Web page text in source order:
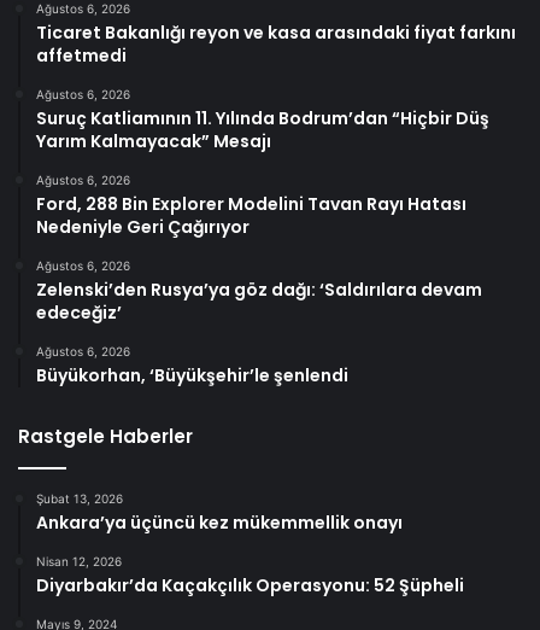
Ağustos 6, 2026
Ticaret Bakanlığı reyon ve kasa arasındaki fiyat farkını
affetmedi
Ağustos 6, 2026
Suruç Katliamının 11. Yılında Bodrum’dan “Hiçbir Düş
Yarım Kalmayacak” Mesajı
Ağustos 6, 2026
Ford, 288 Bin Explorer Modelini Tavan Rayı Hatası
Nedeniyle Geri Çağırıyor
Ağustos 6, 2026
Zelenski’den Rusya’ya göz dağı: ‘Saldırılara devam
edeceğiz’
Ağustos 6, 2026
Büyükorhan, ‘Büyükşehir’le şenlendi
Rastgele Haberler
Şubat 13, 2026
Ankara’ya üçüncü kez mükemmellik onayı
Nisan 12, 2026
Diyarbakır’da Kaçakçılık Operasyonu: 52 Şüpheli
Mayıs 9, 2024